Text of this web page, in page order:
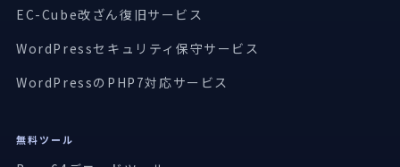
EC-Cube改ざん復旧サービス
WordPressセキュリティ保守サービス
WordPressのPHP7対応サービス
無料ツール